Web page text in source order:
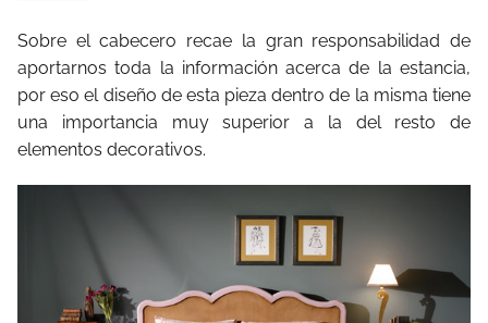
Sobre el cabecero recae la gran responsabilidad de
aportarnos toda la información acerca de la estancia,
por eso el diseño de esta pieza dentro de la misma tiene
una importancia muy superior a la del resto de
elementos decorativos.